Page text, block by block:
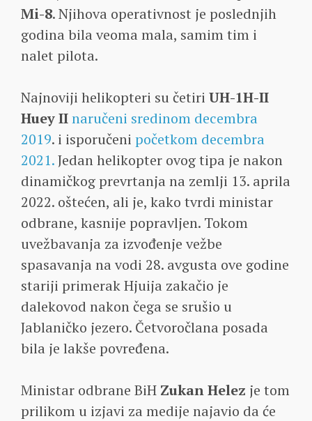
Mi-8. Njihova operativnost je poslednjih
godina bila veoma mala, samim tim i
nalet pilota.
Najnoviji helikopteri su četiri UH-1H-II
Huey IInaručeni sredinom decembra
2019. i isporučeni početkom decembra
2021.Jedan helikopter ovog tipa je nakon
dinamičkog prevrtanja na zemlji 13. aprila
2022. oštećen, ali je, kako tvrdi ministar
odbrane, kasnije popravljen. Tokom
uvežbavanja za izvođenje vežbe
spasavanja na vodi 28. avgusta ove godine
stariji primerak Hjuija zakačio je
dalekovod nakon čega se srušio u
Jablaničko jezero. Četvoročlana posada
bila je lakše povređena.
Ministar odbrane BiH Zukan Helez je tom
prilikom u izjavi za medije najavio da će